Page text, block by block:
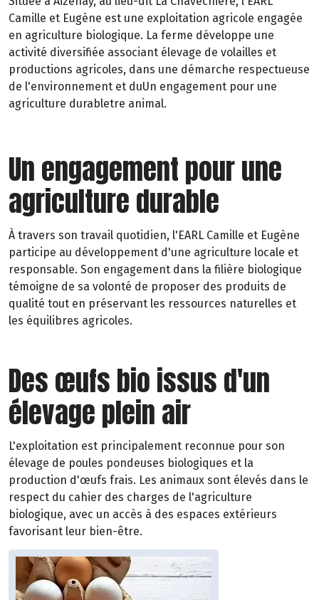
Camille et Eugène est une exploitation agricole engagée
en agriculture biologique. La ferme développe une
activité diversifiée associant élevage de volailles et
productions agricoles, dans une démarche respectueuse
de l'environnement et duUn engagement pour une
agriculture durabletre animal.
Un engagement pour une
agriculture durable
À travers son travail quotidien, l'EARL Camille et Eugène
participe au développement d'une agriculture locale et
responsable. Son engagement dans la filière biologique
témoigne de sa volonté de proposer des produits de
qualité tout en préservant les ressources naturelles et
les équilibres agricoles.
Des œufs bio issus d'un
élevage plein air
L'exploitation est principalement reconnue pour son
élevage de poules pondeuses biologiques et la
production d'œufs frais. Les animaux sont élevés dans le
respect du cahier des charges de l'agriculture
biologique, avec un accès à des espaces extérieurs
favorisant leur bien-être.